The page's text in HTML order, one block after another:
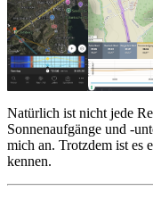
Natürlich ist nicht jede
Sonnenaufgänge und -
mich an. Trotzdem ist es
kennen.